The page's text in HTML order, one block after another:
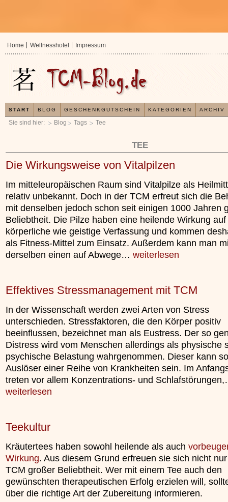
Sie sind hier: Blog Tags Tee
TEE
Die Wirkungsweise von Vitalpilzen
Im mitteleuropäischen Raum sind Vitalpilze als
relativ unbekannt. Doch in der TCM erfreut sich die
mit denselben jedoch schon seit einigen 1000 Jahren
Beliebtheit. Die Pilze haben eine heilende Wirkung auf
körperliche wie geistige Verfassung und kommen
als Fitness-Mittel zum Einsatz. Außerdem kann man
derselben einen auf Abwege… weiterlesen
Effektives Stressmanagement mit TCM
In der Wissenschaft werden zwei Arten von Stress
unterschieden. Stressfaktoren, die den Körper positiv
beeinflussen, bezeichnet man als Eustress. Der so
Distress wird vom Menschen allerdings als physische
psychische Belastung wahrgenommen. Dieser kann
Auslöser einer Reihe von Krankheiten sein. Im
treten vor allem Konzentrations- und
weiterlesen
Teekultur
Kräutertees haben sowohl heilende als auch
Wirkung. Aus diesem Grund erfreuen sie sich nicht
TCM großer Beliebtheit. Wer mit einem Tee auch den
gewünschten therapeutischen Erfolg erzielen will,
über die richtige Art der Zubereitung informieren.
x
In der TCM sind Experten der Meinung, dass jeder
Organismus einem wiederkehrenden Energiekreislauf
unterliegt.
»»»
Jetzt kostenlos
Ihre Gesundheit
»»»
Home Wellnesshotel Impressum
START BLOG GESCHENKGUTSCHEIN KATEGORIEN ARCHIV